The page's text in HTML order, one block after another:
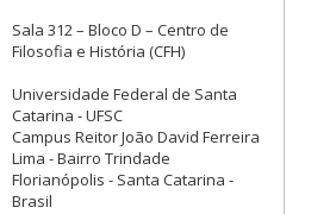
Sala 312 – Bloco D – Centro de
Filosofia e História (CFH)
Universidade Federal de Santa
Catarina - UFSC
Campus Reitor João David Ferreira
Lima - Bairro Trindade
Florianópolis - Santa Catarina -
Brasil